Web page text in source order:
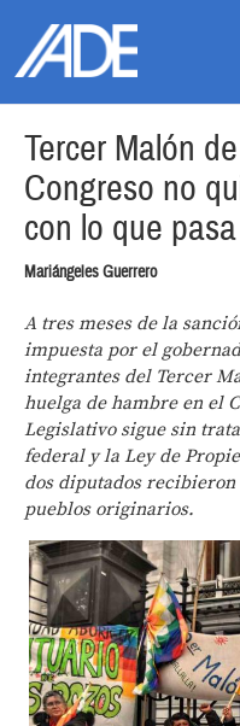
Tercer Malón
Congreso no
con lo que
Mariángeles Guerrero
A tres meses de la
impuesta por el
integrantes del Tercer
huelga de hambre en el
Legislativo sigue sin
federal y la Ley de
dos diputados
pueblos originarios.